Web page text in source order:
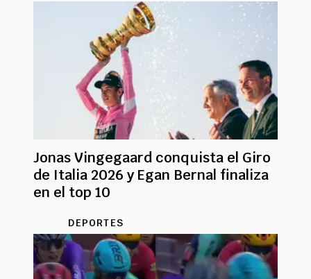
Jonas Vingegaard conquista el Giro
de Italia 2026 y Egan Bernal finaliza
en el top 10
DEPORTES